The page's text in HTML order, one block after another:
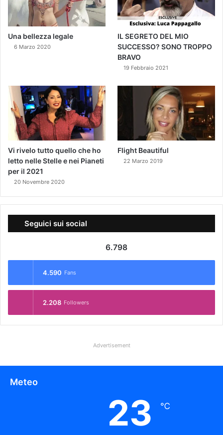
Una bellezza legale
6 Marzo 2020
IL SEGRETO DEL MIO
SUCCESSO? SONO TROPPO
BRAVO
19 Febbraio 2021
Vi rivelo tutto quello che ho
letto nelle Stelle e nei Pianeti
per il 2021
20 Novembre 2020
Flight Beautiful
22 Marzo 2019
Seguici sui social
6.798
4.590 Fans
2.208 Followers
Advertisement
Meteo
23 ℃